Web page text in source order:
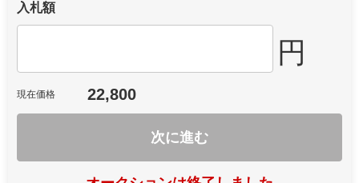
入札額
円
現在価格 22,800
次に進む